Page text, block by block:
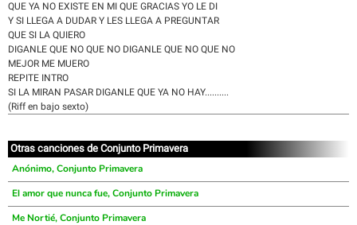
QUE YA NO EXISTE EN MI QUE GRACIAS YO LE DI
Y SI LLEGA A DUDAR Y LES LLEGA A PREGUNTAR
QUE SI LA QUIERO
DIGANLE QUE NO QUE NO DIGANLE QUE NO QUE NO
MEJOR ME MUERO
REPITE INTRO
SI LA MIRAN PASAR DIGANLE QUE YA NO HAY..........
(Riff en bajo sexto)
Otras canciones de Conjunto Primavera
Anónimo, Conjunto Primavera
El amor que nunca fue, Conjunto Primavera
Me Nortié, Conjunto Primavera